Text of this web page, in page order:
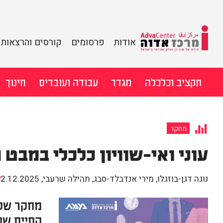
מרכז
אדוה
מידע על שוויון
וצדק חברתי
אודות פרסומים קורסים והרצאות
לדלג
לתוכן
תקציב וכלכלה מגדר עבודה ועובדים חינוך
מחקר
עוני ואי-שוויון כלכלי
נוגה דגן-בוזגלו, מירי אנדבלד-סבג, תהילה שרעבי,
2.12.2025
מחקר